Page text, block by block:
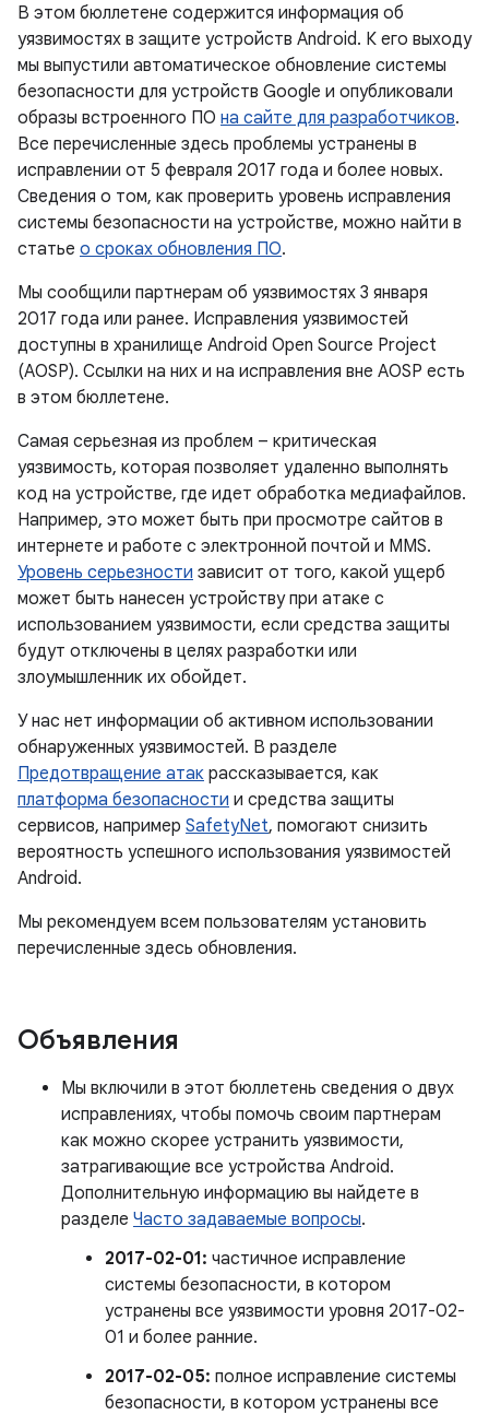
В этом бюллетене содержится информация об
уязвимостях в защите устройств Android. К его выходу
мы выпустили автоматическое обновление системы
безопасности для устройств Google и опубликовали
образы встроенного ПО на сайте для разработчиков.
Все перечисленные здесь проблемы устранены в
исправлении от 5 февраля 2017 года и более новых.
Сведения о том, как проверить уровень исправления
системы безопасности на устройстве, можно найти в
статье о сроках обновления ПО.
Мы сообщили партнерам об уязвимостях 3 января
2017 года или ранее. Исправления уязвимостей
доступны в хранилище Android Open Source Project
(AOSP). Ссылки на них и на исправления вне AOSP есть
в этом бюллетене.
Самая серьезная из проблем – критическая
уязвимость, которая позволяет удаленно выполнять
код на устройстве, где идет обработка медиафайлов.
Например, это может быть при просмотре сайтов в
интернете и работе с электронной почтой и MMS.
Уровень серьезности зависит от того, какой ущерб
может быть нанесен устройству при атаке с
использованием уязвимости, если средства защиты
будут отключены в целях разработки или
злоумышленник их обойдет.
У нас нет информации об активном использовании
обнаруженных уязвимостей. В разделе
Предотвращение атак рассказывается, как
платформа безопасности и средства защиты
сервисов, например SafetyNet, помогают снизить
вероятность успешного использования уязвимостей
Android.
Мы рекомендуем всем пользователям установить
перечисленные здесь обновления.
Объявления
Мы включили в этот бюллетень сведения о двух
исправлениях, чтобы помочь своим партнерам
как можно скорее устранить уязвимости,
затрагивающие все устройства Android.
Дополнительную информацию вы найдете в
разделе Часто задаваемые вопросы.
2017-02-01: частичное исправление
системы безопасности, в котором
устранены все уязвимости уровня 2017-02-
01 и более ранние.
2017-02-05: полное исправление системы
безопасности, в котором устранены все